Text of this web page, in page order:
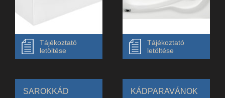
Tájékoztató
letöltése
Tájékoztató
letöltése
SAROKKÁD KÁDPARAVÁNOK